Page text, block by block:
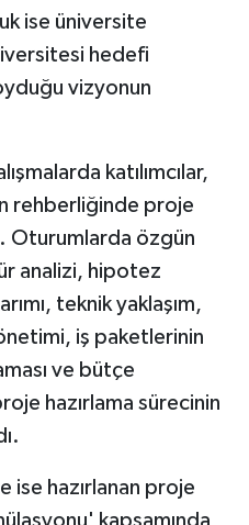
ise üniversite
hedefi
vizyonun
katılımcılar,
rehberliğinde proje
Oturumlarda özgün
analizi, hipotez
teknik yaklaşım,
iş paketlerinin
ve bütçe
hazırlama sürecinin
ise hazırlanan proje